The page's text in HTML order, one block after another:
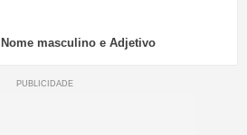
Nome masculino e Adjetivo